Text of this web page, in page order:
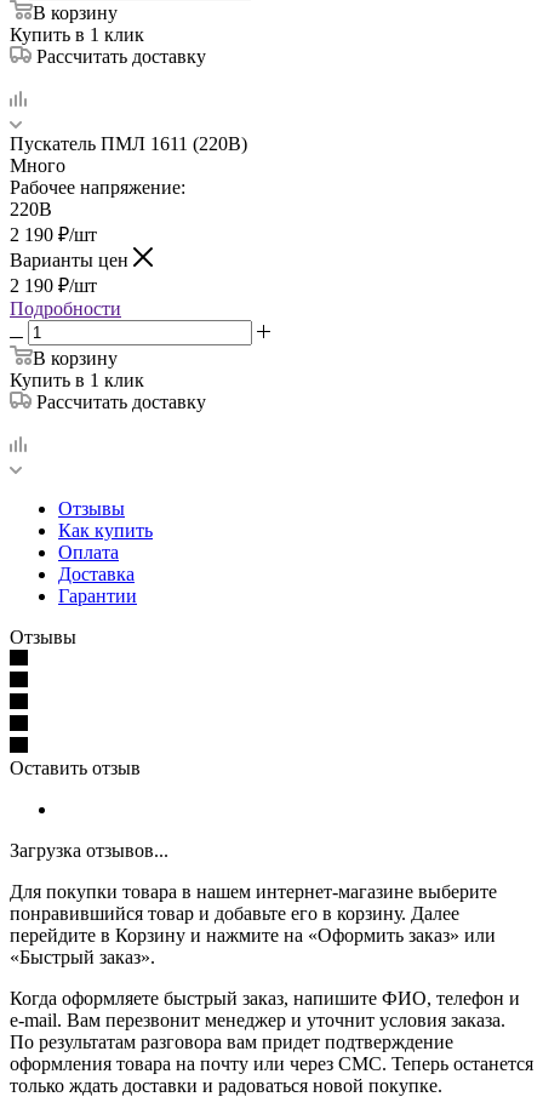
В корзину
Купить в 1 клик
Рассчитать доставку
Пускатель ПМЛ 1611 (220В)
Много
Рабочее напряжение:
220В
2 190 ₽/шт
Варианты цен
2 190 ₽/шт
Подробности
В корзину
Купить в 1 клик
Рассчитать доставку
Отзывы
Как купить
Оплата
Доставка
Гарантии
Отзывы
Оставить отзыв
Загрузка отзывов...
Для покупки товара в нашем интернет-магазине выберите
понравившийся товар и добавьте его в корзину. Далее
перейдите в Корзину и нажмите на «Оформить заказ» или
«Быстрый заказ».
Когда оформляете быстрый заказ, напишите ФИО, телефон и
e-mail. Вам перезвонит менеджер и уточнит условия заказа.
По результатам разговора вам придет подтверждение
оформления товара на почту или через СМС. Теперь останется
только ждать доставки и радоваться новой покупке.